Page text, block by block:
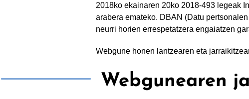
2018ko ekainaren 20ko 2018-493 legeak
arabera emateko. DBAN (Datu
neurri horien errespetatzera engaiatzen
Webgune honen lantzearen eta
Webgunearen